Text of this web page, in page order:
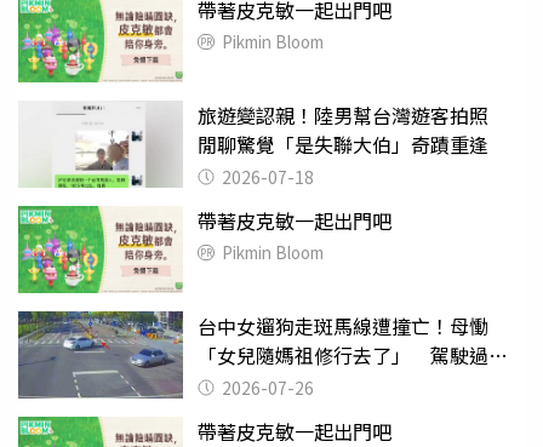
帶著皮克敏一起出門吧
Pikmin Bloom
旅遊變認親！陸男幫台灣遊客拍照
閒聊驚覺「是失聯大伯」奇蹟重逢
2026-07-18
帶著皮克敏一起出門吧
Pikmin Bloom
台中女遛狗走斑馬線遭撞亡！母慟
「女兒隨媽祖修行去了」 駕駛過失
致死判9月
2026-07-26
帶著皮克敏一起出門吧